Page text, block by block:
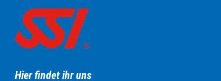
Hier findet ihr uns